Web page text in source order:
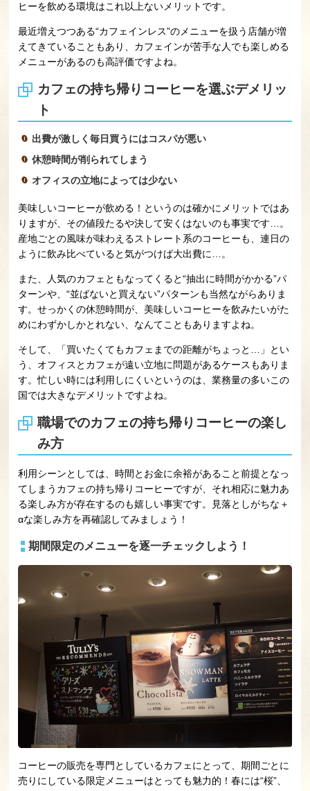
ヒーを飲める環境はこれ以上ないメリットです。
最近増えつつある“カフェインレス”のメニューを扱う店舗が増
えてきていることもあり、カフェインが苦手な人でも楽しめる
メニューがあるのも高評価ですよね。
カフェの持ち帰りコーヒーを選ぶデメリッ
ト
出費が激しく毎日買うにはコスパが悪い
休憩時間が削られてしまう
オフィスの立地によっては少ない
美味しいコーヒーが飲める！というのは確かにメリットではあ
りますが、その値段たるや決して安くはないのも事実です…。
産地ごとの風味が味わえるストレート系のコーヒーも、連日の
ように飲み比べていると気がつけば大出費に…。
また、人気のカフェともなってくると“抽出に時間がかかる”パ
ターンや、“並ばないと買えない”パターンも当然ながらありま
す。せっかくの休憩時間が、美味しいコーヒーを飲みたいがた
めにわずかしかとれない、なんてこともありますよね。
そして、「買いたくてもカフェまでの距離がちょっと…」とい
う、オフィスとカフェが遠い立地に問題があるケースもありま
す。忙しい時には利用しにくいというのは、業務量の多いこの
国では大きなデメリットですよね。
職場でのカフェの持ち帰りコーヒーの楽し
み方
利用シーンとしては、時間とお金に余裕があること前提となっ
てしまうカフェの持ち帰りコーヒーですが、それ相応に魅力あ
る楽しみ方が存在するのも嬉しい事実です。見落としがちな＋
αな楽しみ方を再確認してみましょう！
期間限定のメニューを逐一チェックしよう！
コーヒーの販売を専門としているカフェにとって、期間ごとに
売りにしている限定メニューはとっても魅力的！春には“桜”、